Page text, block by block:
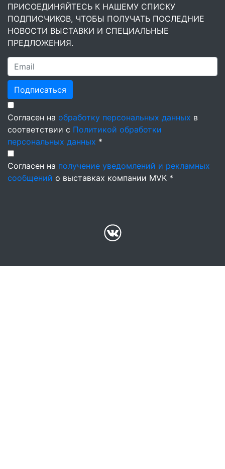
ПРИСОЕДИНЯЙТЕСЬ К НАШЕМУ СПИСКУ
ПОДПИСЧИКОВ, ЧТОБЫ ПОЛУЧАТЬ ПОСЛЕДНИЕ
НОВОСТИ ВЫСТАВКИ И СПЕЦИАЛЬНЫЕ
ПРЕДЛОЖЕНИЯ.
Подписаться
Согласен на обработку персональных данных в
соответствии с Политикой обработки
персональных данных *
Согласен на получение уведомлений и рекламных
сообщений о выставках компании MVK *